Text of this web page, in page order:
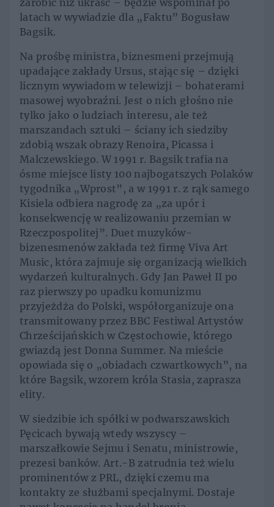
zarobić niż ukraść – będzie wspominał po
latach w wywiadzie dla „Faktu” Bogusław
Bagsik.
Na prośbę ministra, biznesmeni przejmują
upadające zakłady Ursus, stając się – dzięki
licznym wywiadom w telewizji – bohaterami
masowej wyobraźni. Jest o nich głośno nie
tylko jako o ludziach interesu, ale też
marszandach sztuki – ściany ich siedziby
zdobią wszak obrazy Renoira, Picassa i
Malczewskiego. W 1991 r. Bagsik trafia na
ósme miejsce listy 100 najbogatszych Polaków
tygodnika „Wprost”, a w 1991 r. z rąk samego
Kisiela odbiera nagrodę za „za upór i
konsekwencję w realizowaniu przemian w
Rzeczpospolitej”. Duet muzyków-
bizenesmenów zakłada też firmę Viva Art
Music, która zajmuje się organizacją wielkich
wydarzeń kulturalnych. Gdy Jan Paweł II po
raz pierwszy po upadku komunizmu
przyjeżdża do Polski, współorganizuje ona
transmitowany przez BBC Festiwal Artystów
Chrześcijańskich w Częstochowie, którego
gwiazdą jest Donna Summer. Na mieście
opowiada się o „obiadach czwartkowych”, na
które Bagsik, wzorem króla Stasia, zaprasza
elity.
W siedzibie ich spółki w podwarszawskich
Pęcicach bywają wtedy wszyscy –
marszałkowie Sejmu i Senatu, ministrowie,
prezesi banków. Art.-B zatrudnia też wielu
prominentów z PRL, dzięki czemu ma
kontakty ze służbami specjalnymi. Dostaje